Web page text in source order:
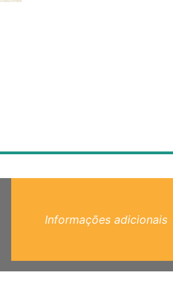
Informações adicionais